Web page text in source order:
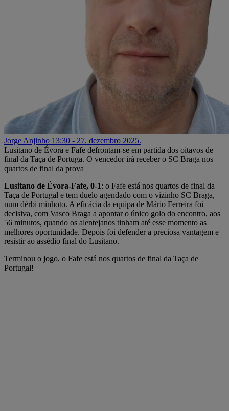
Jorge Anjinho 13:30 - 27. dezembro 2025.
Lusitano de Évora e Fafe defrontam-se em partida dos oitavos de
final da Taça de Portuga. O vencedor irá receber o SC Braga nos
quartos de final da prova
Lusitano de Évora-Fafe, 0-1: o Fafe está nos quartos de final da
Taça de Portugal e tem duelo agendado com o vizinho SC Braga,
num dérbi minhoto. A eficácia da equipa de Mário Ferreira foi
decisiva, com Vasco Braga a apontar o único golo do encontro, aos
56 minutos, quando os alentejanos tinham até esse momento as
melhores oportunidade. Depois foi defender a preciosa vantagem e
resistir ao assédio final do Lusitano.
Terminou o jogo, o Fafe está nos quartos de final da Taça de
Portugal!